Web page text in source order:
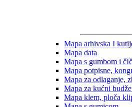
Mapa arhivska I
Mapa data
Mapa s gumbom i
Mapa potpisne,
Mapa za odlaganje,
Mapa za kućni
Mapa klem, ploča